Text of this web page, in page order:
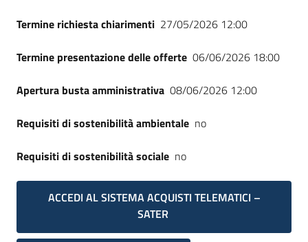
Termine richiesta chiarimenti 27/05/2026 12:00
Termine presentazione delle offerte 06/06/2026 18:00
Apertura busta amministrativa 08/06/2026 12:00
Requisiti di sostenibilità ambientale no
Requisiti di sostenibilità sociale no
ACCEDI AL SISTEMA ACQUISTI TELEMATICI –
SATER